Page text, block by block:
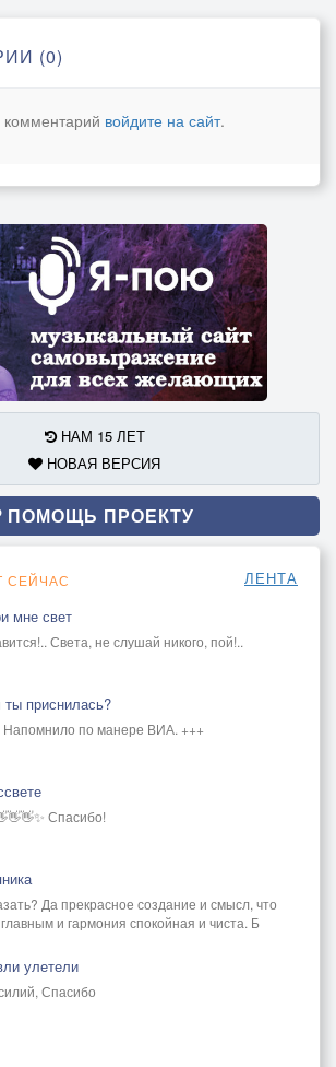
смерти будешь петь.
расколотят тебя в клочья,
уж много лет.
что жил я и что нет.
с тобою.
не в этом же вся суть.
сочинять весною
друзей, когда те пьют.
(0)
комментарий войдите на сайт.
НАМ 15 ЛЕТ
НОВАЯ ВЕРСИЯ
ПОМОЩЬ ПРОЕКТУ
СЕЙЧАС ЛЕНТА
мне свет
Света, не слушай никого, пой!..
приснилась?
по манере ВИА. +++
Спасибо!
Да прекрасное создание и смысл, что
и гармония спокойная и чиста. Б
улетели
Спасибо